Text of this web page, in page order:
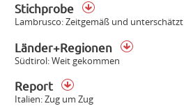
Stichprobe
Lambrusco: Zeitgemäß und unterschätzt
Länder+Regionen
Südtirol: Weit gekommen
Report
Italien: Zug um Zug